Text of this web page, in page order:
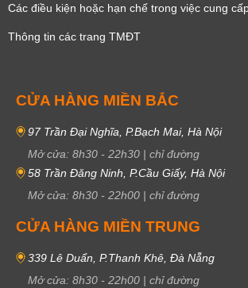
Các điều kiện hoặc hạn chế trong việc cung
Thông tin các trang TMĐT
CỬA HÀNG MIỀN BẮC
97 Trần Đại Nghĩa, P.Bạch Mai, Hà Nội
Mở cửa: 8h30 - 22h30 | chỉ đường
58 Trần Đăng Ninh, P.Cầu Giấy, Hà Nội
Mở cửa: 8h30 - 22h00 | chỉ đường
CỬA HÀNG MIỀN TRUNG
339 Lê Duẩn, P.Thanh Khê, Đà Nẵng
Mở cửa: 8h30 - 22h00 | chỉ đường